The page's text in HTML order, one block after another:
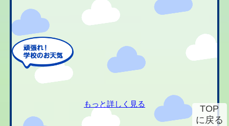
もっと詳しく見る
TOP
に戻る